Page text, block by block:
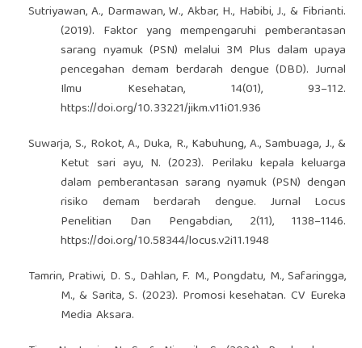
Sutriyawan, A., Darmawan, W., Akbar, H., Habibi, J., & Fibrianti.
(2019). Faktor yang mempengaruhi pemberantasan
sarang nyamuk (PSN) melalui 3M Plus dalam upaya
pencegahan demam berdarah dengue (DBD). Jurnal
Ilmu Kesehatan, 14(01), 93–112.
https://doi.org/10.33221/jikm.v11i01.936
Suwarja, S., Rokot, A., Duka, R., Kabuhung, A., Sambuaga, J., &
Ketut sari ayu, N. (2023). Perilaku kepala keluarga
dalam pemberantasan sarang nyamuk (PSN) dengan
risiko demam berdarah dengue. Jurnal Locus
Penelitian Dan Pengabdian, 2(11), 1138–1146.
https://doi.org/10.58344/locus.v2i11.1948
Tamrin, Pratiwi, D. S., Dahlan, F. M., Pongdatu, M., Safaringga,
M., & Sarita, S. (2023). Promosi kesehatan. CV Eureka
Media Aksara.